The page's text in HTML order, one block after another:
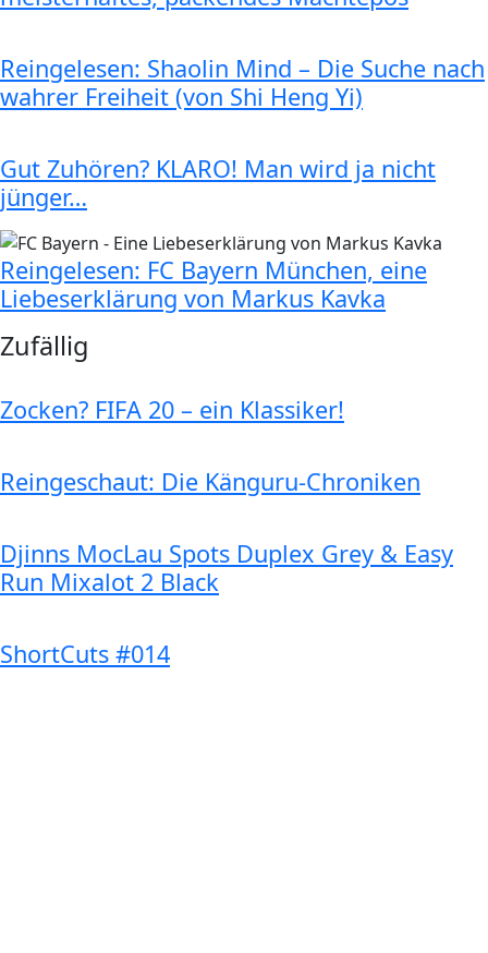
Reingelesen: Shaolin Mind – Die Suche nach
wahrer Freiheit (von Shi Heng Yi)
Gut Zuhören? KLARO! Man wird ja nicht
jünger…
Reingelesen: FC Bayern München, eine
Liebeserklärung von Markus Kavka
Zufällig
Zocken? FIFA 20 – ein Klassiker!
Reingeschaut: Die Känguru-Chroniken
Djinns MocLau Spots Duplex Grey & Easy
Run Mixalot 2 Black
ShortCuts #014